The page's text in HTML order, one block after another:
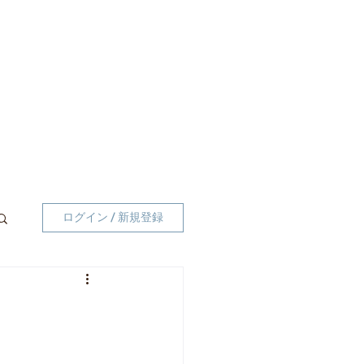
ログイン / 新規登録